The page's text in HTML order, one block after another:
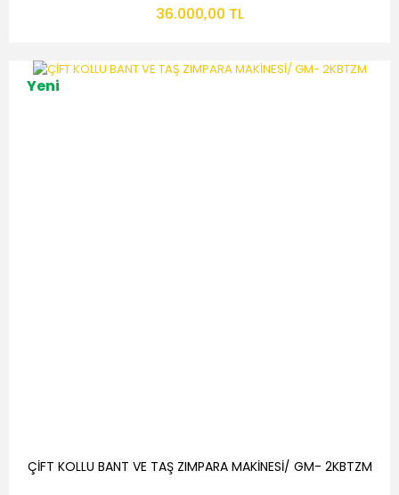
36.000,00 TL
Yeni
ÇİFT KOLLU BANT VE TAŞ ZIMPARA MAKİNESİ/ GM- 2KBTZM